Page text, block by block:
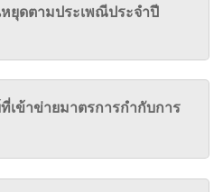
ยุดตามประเพณีประจำปี
เข้าข่ายมาตรการกำกับการ